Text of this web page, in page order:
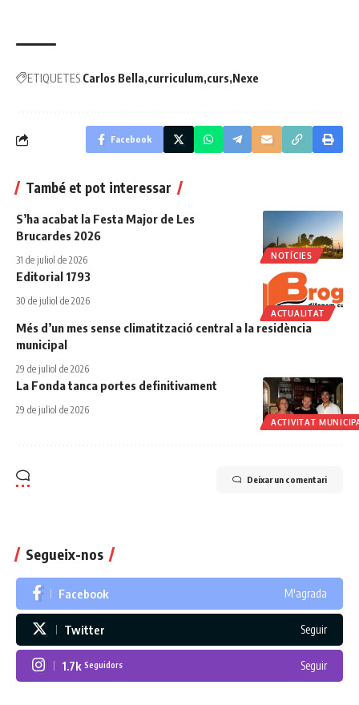
ETIQUETES Carlos Bella curriculum curs Nexe
Facebook
També et pot interessar
NOTÍCIES
S’ha acabat la Festa Major de Les
Brucardes 2026
31 de juliol de 2026
ACTUALITAT
Editorial 1793
30 de juliol de 2026
Més d’un mes sense climatització central a la residència
municipal
29 de juliol de 2026
ACTIVITAT
La Fonda tanca portes definitivament
29 de juliol de 2026
Deixar un comentari
Segueix-nos
Facebook M'agrada
Twitter Seguir
1.7k Seguidors Seguir